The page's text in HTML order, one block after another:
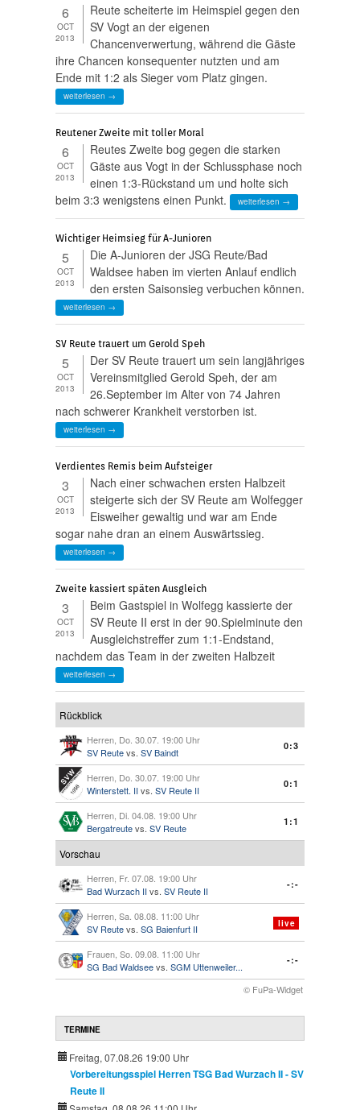
6
OCT
2013
Reute scheiterte im Heimspiel gegen den
SV Vogt an der eigenen
Chancenverwertung, während die Gäste
ihre Chancen konsequenter nutzten und am
Ende mit 1:2 als Sieger vom Platz gingen.
weiterlesen →
Reutener Zweite mit toller Moral
6
OCT
2013
Reutes Zweite bog gegen die starken
Gäste aus Vogt in der Schlussphase noch
einen 1:3-Rückstand um und holte sich
beim 3:3 wenigstens einen Punkt.
weiterlesen →
Wichtiger Heimsieg für A-Junioren
5
OCT
2013
Die A-Junioren der JSG Reute/Bad
Waldsee haben im vierten Anlauf endlich
den ersten Saisonsieg verbuchen können.
weiterlesen →
SV Reute trauert um Gerold Speh
5
OCT
2013
Der SV Reute trauert um sein langjähriges
Vereinsmitglied Gerold Speh, der am
26.September im Alter von 74 Jahren
nach schwerer Krankheit verstorben ist.
weiterlesen →
Verdientes Remis beim Aufsteiger
3
OCT
2013
Nach einer schwachen ersten Halbzeit
steigerte sich der SV Reute am Wolfegger
Eisweiher gewaltig und war am Ende
sogar nahe dran an einem Auswärtssieg.
weiterlesen →
Zweite kassiert späten Ausgleich
3
OCT
2013
Beim Gastspiel in Wolfegg kassierte der
SV Reute II erst in der 90.Spielminute den
Ausgleichstreffer zum 1:1-Endstand,
nachdem das Team in der zweiten Halbzeit
weiterlesen →
Rückblick
Herren, Do. 30.07. 19:00 Uhr
SV Reutevs. SV Baindt
0:3
Herren, Do. 30.07. 19:00 Uhr
Winterstett. IIvs. SV Reute II
0:1
Herren, Di. 04.08. 19:00 Uhr
Bergatreutevs. SV Reute
1:1
Vorschau
Herren, Fr. 07.08. 19:00 Uhr
Bad Wurzach IIvs. SV Reute II
-:-
Herren, Sa. 08.08. 11:00 Uhr
SV Reutevs. SG Baienfurt II live
Frauen, So. 09.08. 11:00 Uhr
SG Bad Waldseevs. SGM Uttenweiler...
-:-
© FuPa-Widget
TERMINE
Freitag, 07.08.26 19:00 Uhr
Vorbereitungsspiel Herren TSG Bad Wurzach II - SV
Reute II